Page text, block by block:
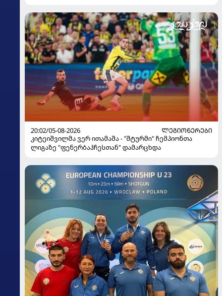
20:02/05-08-2026
ᲚᲔᲒᲘᲝᲜᲔᲠᲔᲑᲘ
კიტეიშვილმა ვერ ითამაშა - "შტურმი" ჩემპიონთა
ლიგაზე "ფენერბაჰჩესთან" დამარცხდა